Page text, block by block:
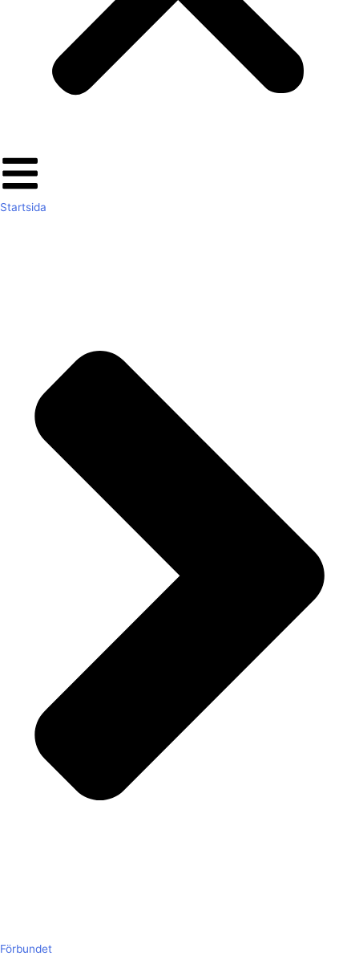
Startsida
Förbundet